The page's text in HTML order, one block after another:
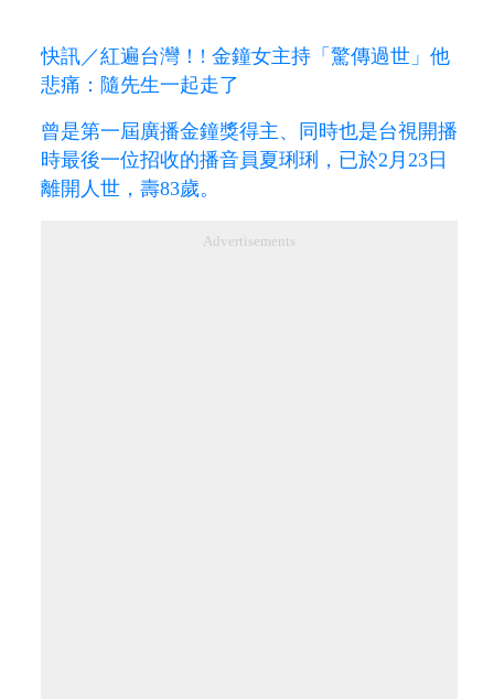
快訊／紅遍台灣！! 金鐘女主持「驚傳過世」他
悲痛：隨先生一起走了
曾是第一屆廣播金鐘獎得主、同時也是台視開播
時最後一位招收的播音員夏琍琍，已於2月23日
離開人世，壽83歲。
Advertisements